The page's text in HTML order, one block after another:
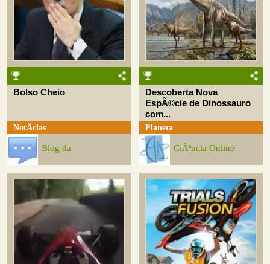
Bolso Cheio
NotÃ­cias
Blog da
Descoberta Nova
EspÃ©cie de Dinossauro
com...
Planeta
CiÃªncia Online